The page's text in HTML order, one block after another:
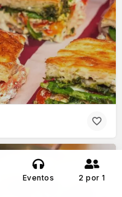
Eventos 2 por 1